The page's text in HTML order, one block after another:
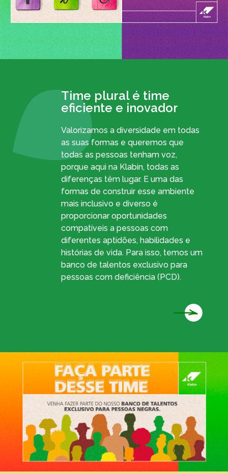
Time plural é time
eficiente e inovador
Valorizamos a diversidade em todas
as suas formas e queremos que
todas as pessoas tenham voz,
porque aqui na Klabin, todas as
diferenças têm lugar. E uma das
formas de construir esse ambiente
mais inclusivo e diverso é
proporcionar oportunidades
compatíveis a pessoas com
diferentes aptidões, habilidades e
histórias de vida. Para isso, temos um
banco de talentos exclusivo para
pessoas com deficiência (PCD).